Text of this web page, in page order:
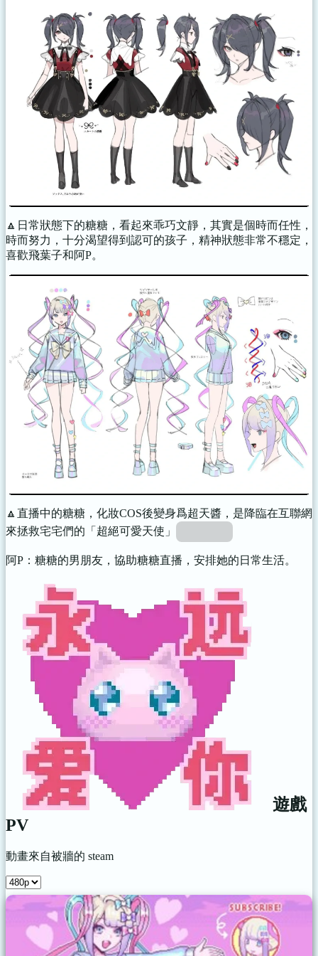
🔼日常狀態下的糖糖，看起來乖巧文靜，其實是個時而任性，
時而努力，十分渴望得到認可的孩子，精神狀態非常不穩定，
喜歡飛葉子和阿P。
🔼直播中的糖糖，化妝COS後變身爲超天醬，是降臨在互聯網
來拯救宅宅們的「超絕可愛天使」
阿P：糖糖的男朋友，協助糖糖直播，安排她的日常生活。
遊戲
PV
動畫來自被牆的 steam